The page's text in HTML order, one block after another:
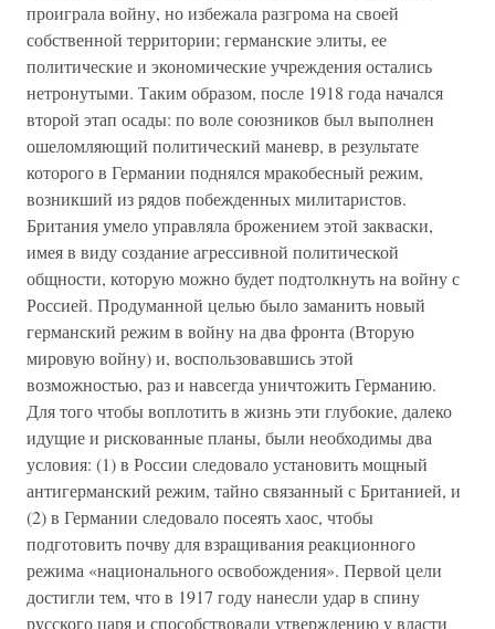
проиграла войну, но избежала разгрома на своей
собственной территории; германские элиты, ее
политические и экономические учреждения остались
нетронутыми. Таким образом, после 1918 года начался
второй этап осады: по воле союзников был выполнен
ошеломляющий политический маневр, в результате
которого в Германии поднялся мракобесный режим,
возникший из рядов побежденных милитаристов.
Британия умело управляла брожением этой закваски,
имея в виду создание агрессивной политической
общности, которую можно будет подтолкнуть на войну с
Россией. Продуманной целью было заманить новый
германский режим в войну на два фронта (Вторую
мировую войну) и, воспользовавшись этой
возможностью, раз и навсегда уничтожить Германию.
Для того что­бы воплотить в жизнь эти глубокие, далеко
идущие и рискованные планы, были необходимы два
условия: (1) в России следовало установить мощный
антигерманский режим, тайно связанный с Британией, и
(2) в Германии следовало посеять хаос, чтобы
подготовить почву для взращивания реакционного
режима «национального освобождения». Первой цели
достигли тем, что в 1917 году нанесли удар в спину
русского царя и способствовали утверждению у власти